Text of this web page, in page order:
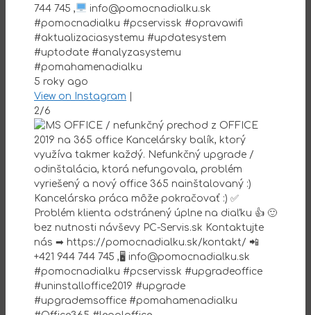
744 745 ,
info@pomocnadialku.sk
#pomocnadialku #pcservissk #opravawifi
#aktualizaciasystemu #updatesystem
#uptodate #analyzasystemu
#pomahamenadialku
5 roky ago
View on Instagram |
2/6